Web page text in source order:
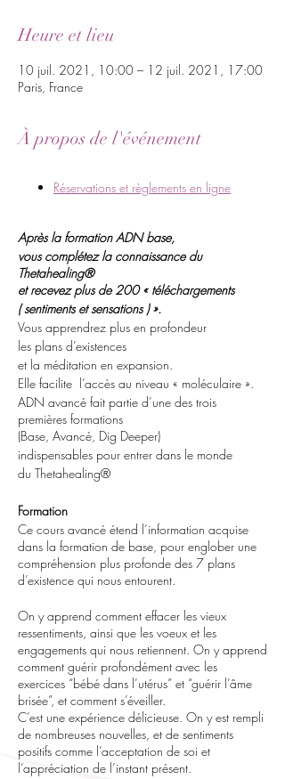
Heure et lieu
10 juil. 2021, 10:00 – 12 juil. 2021, 17:00
Paris, France
À propos de l'événement
Réservations et règlements en ligne
Après la formation ADN base,
vous complétez la connaissance du
Thetahealing®
et recevez plus de 200 « téléchargements
( sentiments et sensations ) ».
Vous apprendrez plus en profondeur
les plans d’existences
et la méditation en expansion.
Elle facilite l’accès au niveau « moléculaire ».
ADN avancé fait partie d’une des trois
premières formations
(Base, Avancé, Dig Deeper)
indispensables pour entrer dans le monde
du Thetahealing®
Formation
Ce cours avancé étend l’information acquise
dans la formation de base, pour englober une
compréhension plus profonde des 7 plans
d’existence qui nous entourent.
On y apprend comment effacer les vieux
ressentiments, ainsi que les voeux et les
engagements qui nous retiennent. On y apprend
comment guérir profondément avec les
exercices “bébé dans l’utérus” et “guérir l’âme
brisée”, et comment s’éveiller.
C’est une expérience délicieuse. On y est rempli
de nombreuses nouvelles, et de sentiments
positifs comme l’acceptation de soi et
l’appréciation de l’instant présent.